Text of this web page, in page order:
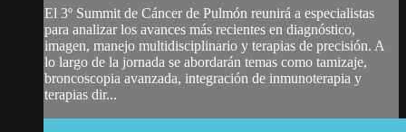
El 3º Summit de Cáncer de Pulmón reunirá a especialistas
para analizar los avances más recientes en diagnóstico,
imagen, manejo multidisciplinario y terapias de precisión. A
lo largo de la jornada se abordarán temas como tamizaje,
broncoscopia avanzada, integración de inmunoterapia y
terapias dir...